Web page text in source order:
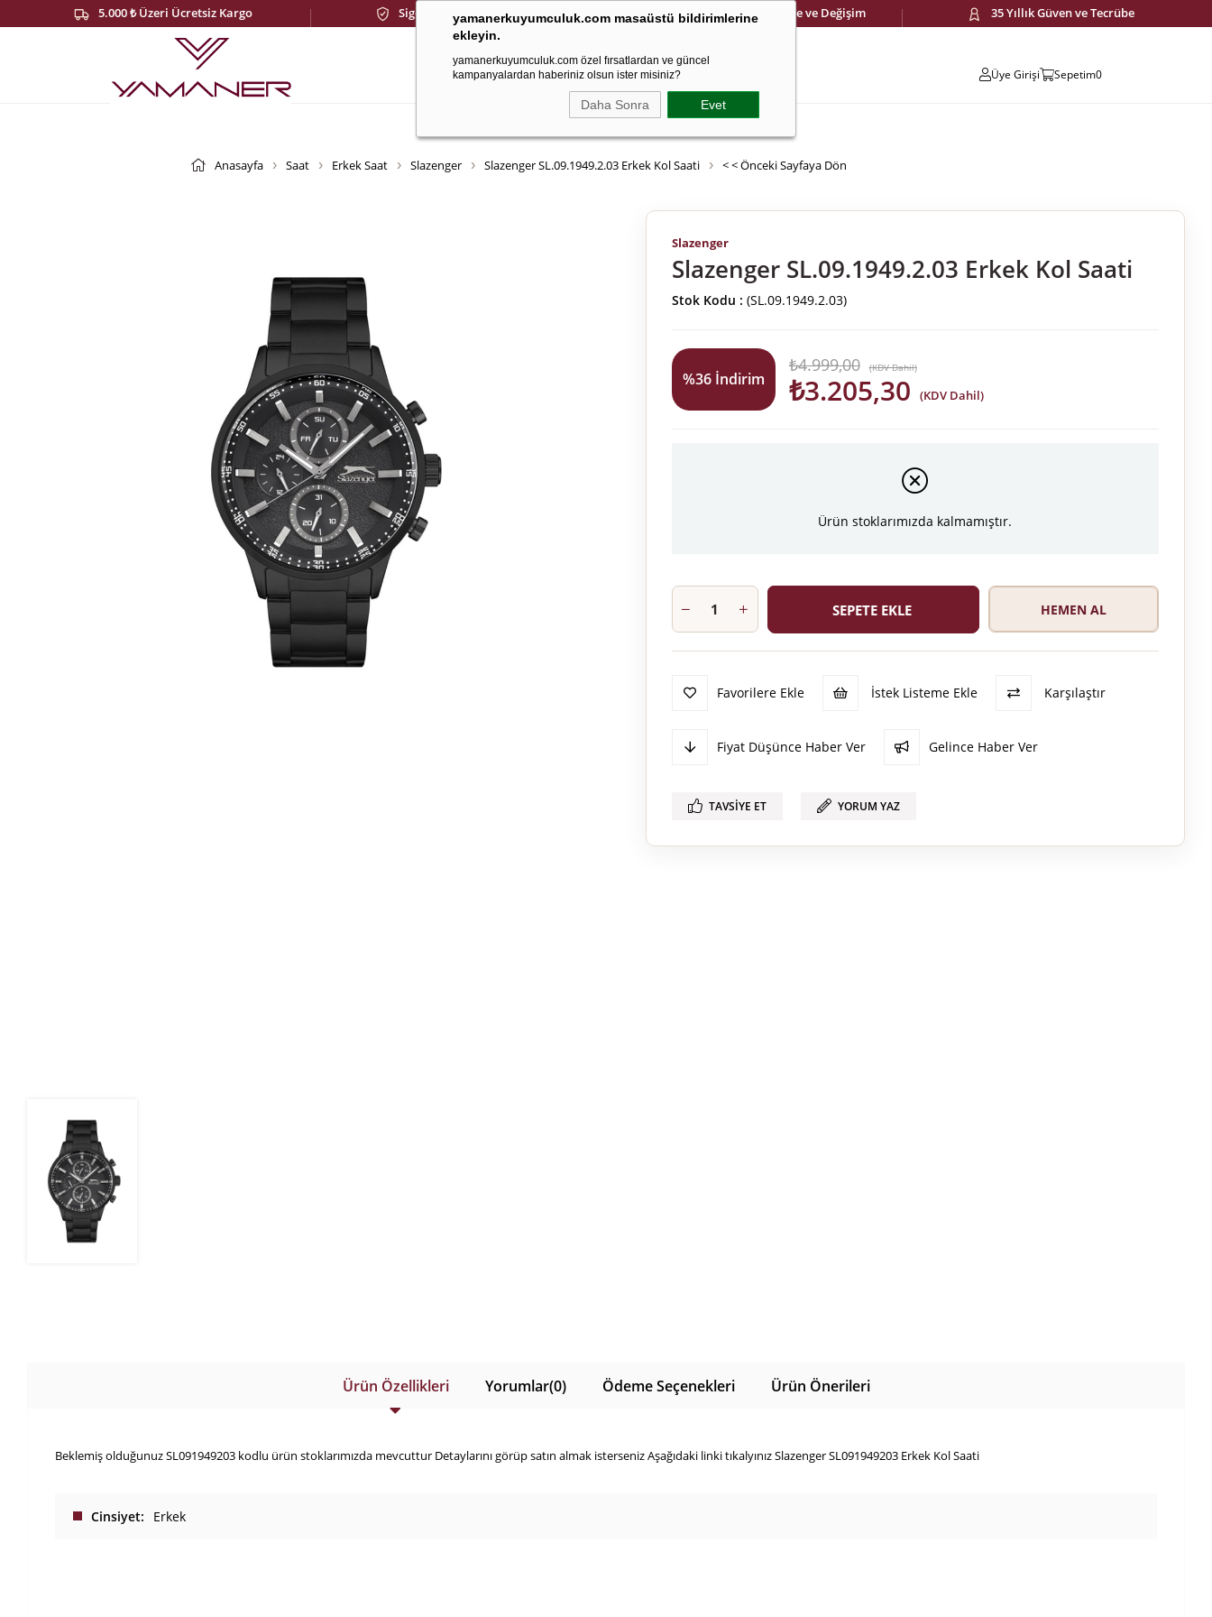
5.000 ₺ Üzeri Ücretsiz Kargo Sigortalı ve Güvenli Kargo 14 Gün İçinde Kolay İade ve Değişim 35 Yıllık Güven ve Tecrübe
yamanerkuyumculuk.com masaüstü bildirimlerine
ekleyin.
yamanerkuyumculuk.com özel fırsatlardan ve güncel
kampanyalardan haberiniz olsun ister misiniz?
Daha Sonra Evet
Üye Girişi Sepetim0
Çocuk Ema Jewellery Cetaş Jewellery
Anasayfa Saat Erkek Saat Slazenger Slazenger SL.09.1949.2.03 Erkek Kol Saati < < Önceki Sayfaya Dön
Slazenger
Slazenger SL.09.1949.2.03 Erkek Kol Saati
Stok Kodu (SL.09.1949.2.03)
%36İndirim
₺4.999,00 (KDV Dahil)
₺3.205,30 (KDV Dahil)
Ürün stoklarımızda kalmamıştır.
Favorilere Ekle İstek Listeme Ekle Karşılaştır
Fiyat Düşünce Haber Ver Gelince Haber Ver
TAVSIYE ET YORUM YAZ
Ürün Özellikleri Yorumlar(0) Ödeme Seçenekleri Ürün Önerileri
Beklemiş olduğunuz SL091949203 kodlu ürün stoklarımızda mevcuttur Detaylarını görüp satın almak isterseniz Aşağıdaki linki tıkalyınız Slazenger SL091949203 Erkek Kol Saati
Cinsiyet Erkek